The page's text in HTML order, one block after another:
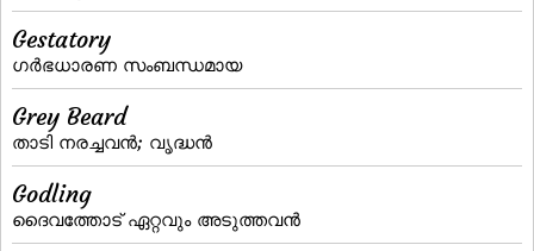
Gestatory
ഗര്‍ഭധാരണ സംബന്ധമായ
Grey Beard
താടി നരച്ചവന്‍; വൃദ്ധന്‍
Godling
ദൈവത്തോട് ഏറ്റവും അടുത്തവൻ